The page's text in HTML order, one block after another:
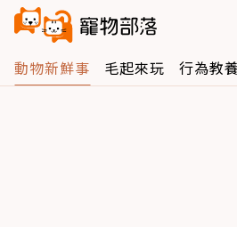
動物新鮮事 毛起來玩 行為教養